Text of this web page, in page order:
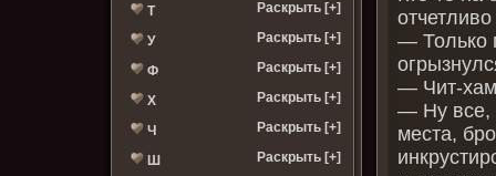
Т Раскрыть [+]
У Раскрыть [+]
Ф Раскрыть [+]
Х Раскрыть [+]
Ч Раскрыть [+]
Ш Раскрыть [+]
— Только
— Чит-
— Ну все,
места,